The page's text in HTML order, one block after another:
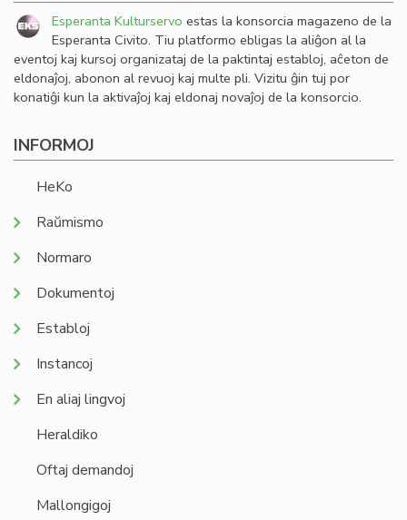
Esperanta Kulturservo estas la konsorcia magazeno de la
Esperanta Civito. Tiu platformo ebligas la aliĝon al la
eventoj kaj kursoj organizataj de la paktintaj establoj, aĉeton de
eldonaĵoj, abonon al revuoj kaj multe pli. Vizitu ĝin tuj por
konatiĝi kun la aktivaĵoj kaj eldonaj novaĵoj de la konsorcio.
INFORMOJ
HeKo
Raŭmismo
Normaro
Dokumentoj
Establoj
Instancoj
En aliaj lingvoj
Heraldiko
Oftaj demandoj
Mallongigoj